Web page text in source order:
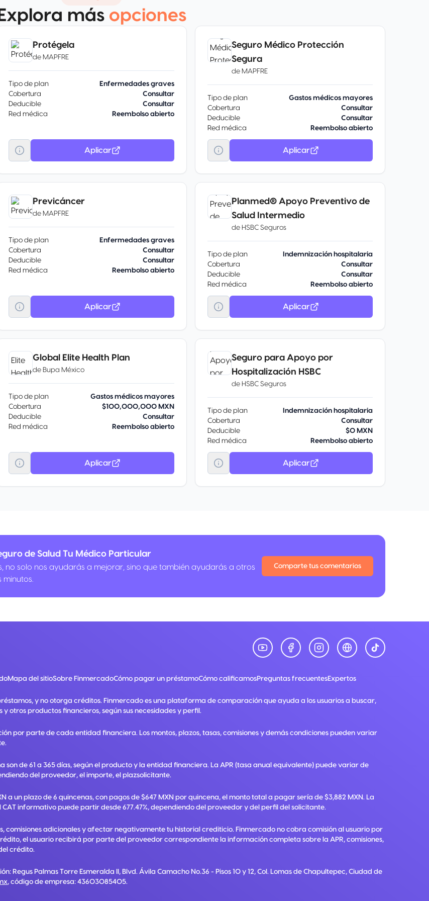
Explora más opciones
Protégela
de MAPFRE
Tipo de plan
Enfermedades graves
Cobertura
Consultar
Deducible
Consultar
Red médica
Reembolso abierto
Aplicar
Seguro Médico Protección
Segura
de MAPFRE
Tipo de plan
Gastos médicos mayores
Cobertura
Consultar
Deducible
Consultar
Red médica
Reembolso abierto
Aplicar
Previcáncer
de MAPFRE
Tipo de plan
Enfermedades graves
Cobertura
Consultar
Deducible
Consultar
Red médica
Reembolso abierto
Aplicar
Planmed® Apoyo Preventivo de
Salud Intermedio
de HSBC Seguros
Tipo de plan
Indemnización hospitalaria
Cobertura
Consultar
Deducible
Consultar
Red médica
Reembolso abierto
Aplicar
Global Elite Health Plan
de Bupa México
Tipo de plan
Gastos médicos mayores
Cobertura
$100,000,000 MXN
Deducible
Consultar
Red médica
Reembolso abierto
Aplicar
Seguro para Apoyo por
Hospitalización HSBC
de HSBC Seguros
Tipo de plan
Indemnización hospitalaria
Cobertura
Consultar
Deducible
$0 MXN
Red médica
Reembolso abierto
Aplicar
de Salud Tu Médico Particular
no solo nos ayudarás a mejorar, sino que también ayudarás a otros
Comparte tus comentarios
Mapa del sitioSobre FinmercadoCómo pagar un préstamoCómo calificamosPreguntas frecuentesExpertos
y no otorga créditos. Finmercado es una plataforma de comparación que ayuda a los usuarios a buscar,
otros productos financieros, según sus necesidades y perfil.
por parte de cada entidad financiera. Los montos, plazos, tasas, comisiones y demás condiciones pueden variar
de 61 a 365 días, según el producto y la entidad financiera. La APR (tasa anual equivalente) puede variar de
del proveedor, el importe, el plazsolicitante.
un plazo de 6 quincenas, con pagos de $647 MXN por quincena, el monto total a pagar sería de $3,882 MXN. La
CAT informativo puede partir desde 677.47%, dependiendo del proveedor y del perfil del solicitante.
comisiones adicionales y afectar negativamente tu historial crediticio. Finmercado no cobra comisión al usuario por
el usuario recibirá por parte del proveedor correspondiente la información completa sobre la APR, comisiones,
crédito.
Regus Palmas Torre Esmeralda II, Blvd. Ávila Camacho No.36 - Pisos 10 y 12, Col. Lomas de Chapultepec, Ciudad de
, código de empresa: 43603085405.